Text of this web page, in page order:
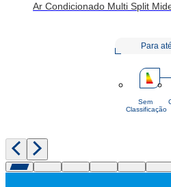
Ar Condicionado Multi Split
Para
Sem
Classificação